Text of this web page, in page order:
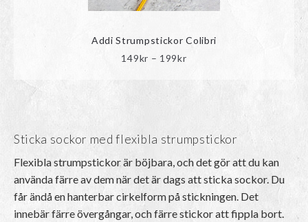
Addi Strumpstickor Colibri
149kr – 199krPrisintervall:
Sticka sockor med flexibla strumpstickor
Flexibla strumpstickor är böjbara, och det gör att du kan
använda färre av dem när det är dags att sticka sockor. Du
får ändå en hanterbar cirkelform på stickningen. Det
innebär färre övergångar, och färre stickor att fippla bort.